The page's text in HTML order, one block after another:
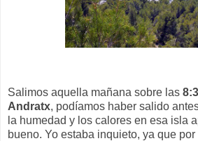
Salimos aquella mañana sobre las
Andratx, podíamos haber salido
la humedad y los calores en esa isla
bueno. Yo estaba inquieto, ya que